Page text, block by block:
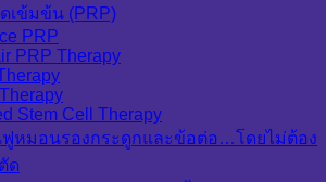
ดเข้มข้น (PRP)
PRP
PRP Therapy
Stem Cell Therapy
หมอนรองกระดูกและข้อต่อ…โดยไม่ต้อง
ด